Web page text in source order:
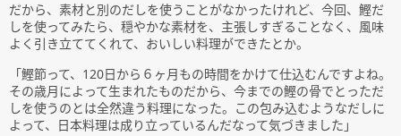
だから、素材と別のだしを使うことがなかったけれど、今回、鰹だ
しを使ってみたら、穏やかな素材を、主張しすぎることなく、風味
よく引き立ててくれて、おいしい料理ができたとか。
「鰹節って、120日から６ヶ月もの時間をかけて仕込むんですよね。
その歳月によって生まれたものだから、今までの鰹の骨でとっただ
しを使うのとは全然違う料理になった。この包み込むようなだしに
よって、日本料理は成り立っているんだなって気づきました」